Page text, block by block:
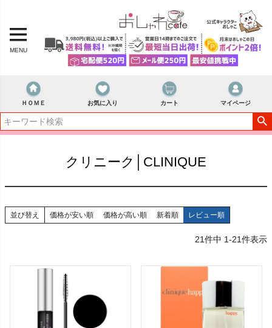
MENU
ＨＯＭＥ お気に入り カート マイページ
クリニーク│CLINIQUE
並び替え 価格が安い順 価格が高い順 新着順 レビュー順
21件中 1-21件表示